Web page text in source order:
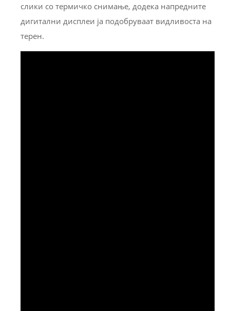
слики со термичко снимање, додека напредните
дигитални дисплеи ја подобруваат видливоста на
терен.